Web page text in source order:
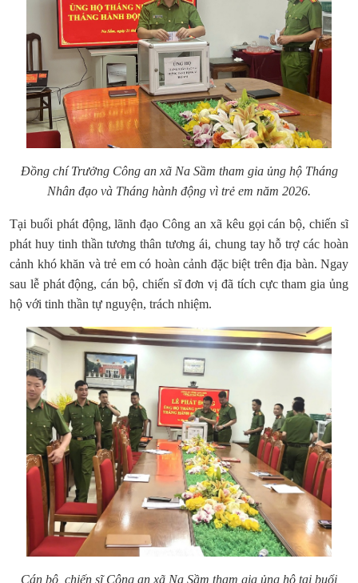
Đồng chí Trưởng Công an xã Na Sầm tham gia ủng hộ Tháng
Nhân đạo và Tháng hành động vì trẻ em năm 2026.
Tại buổi phát động, lãnh đạo Công an xã kêu gọi cán bộ, chiến sĩ
phát huy tinh thần tương thân tương ái, chung tay hỗ trợ các hoàn
cảnh khó khăn và trẻ em có hoàn cảnh đặc biệt trên địa bàn. Ngay
sau lễ phát động, cán bộ, chiến sĩ đơn vị đã tích cực tham gia ủng
hộ với tinh thần tự nguyện, trách nhiệm.
Cán bộ, chiến sĩ Công an xã Na Sầm tham gia ủng hộ tại buổi